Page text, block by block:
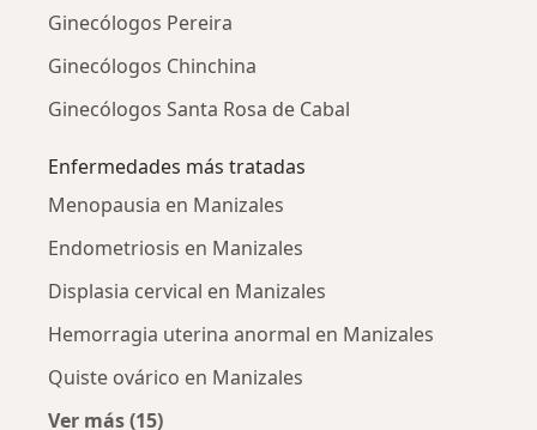
Ginecólogos Pereira
Ginecólogos Chinchina
Ginecólogos Santa Rosa de Cabal
Enfermedades más tratadas
Menopausia en Manizales
Endometriosis en Manizales
Displasia cervical en Manizales
Hemorragia uterina anormal en Manizales
Quiste ovárico en Manizales
Ver más (15)